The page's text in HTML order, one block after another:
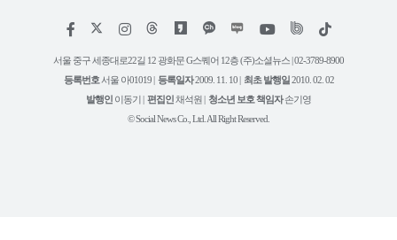
페
스
인
타
램
위
트
유
튜
틱
서울 중구 세종대로22길 12 광화문 G스퀘어 12층 (주)소셜뉴스 | 02-3789-8900
등록번호 서울 아01019 | 등록일자2009. 11. 10 | 최초 발행일 2010. 02. 02
발행인 이동기 | 편집인 채석원 | 청소년 보호 책임자손기영
© Social News Co., Ltd. All Right Reserved.